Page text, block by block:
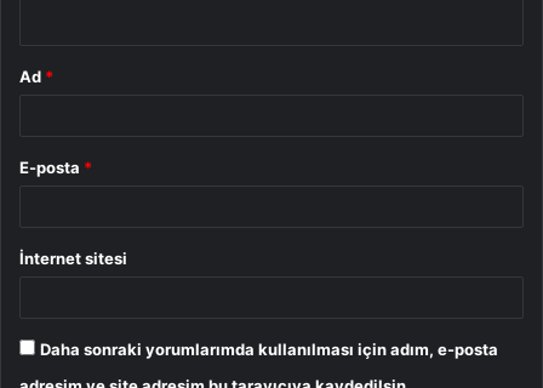
Ad *
E-posta *
İnternet sitesi
Daha sonraki yorumlarımda kullanılması için adım, e-posta